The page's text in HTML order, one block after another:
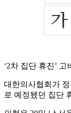
‘2차 집단 휴진’ 고
대한의사협회가
로 예정됐던 집단